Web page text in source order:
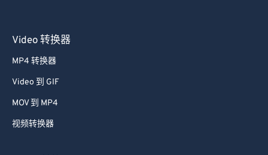
Video 转换器
MP4 转换器
Video 到 GIF
MOV 到 MP4
视频转换器